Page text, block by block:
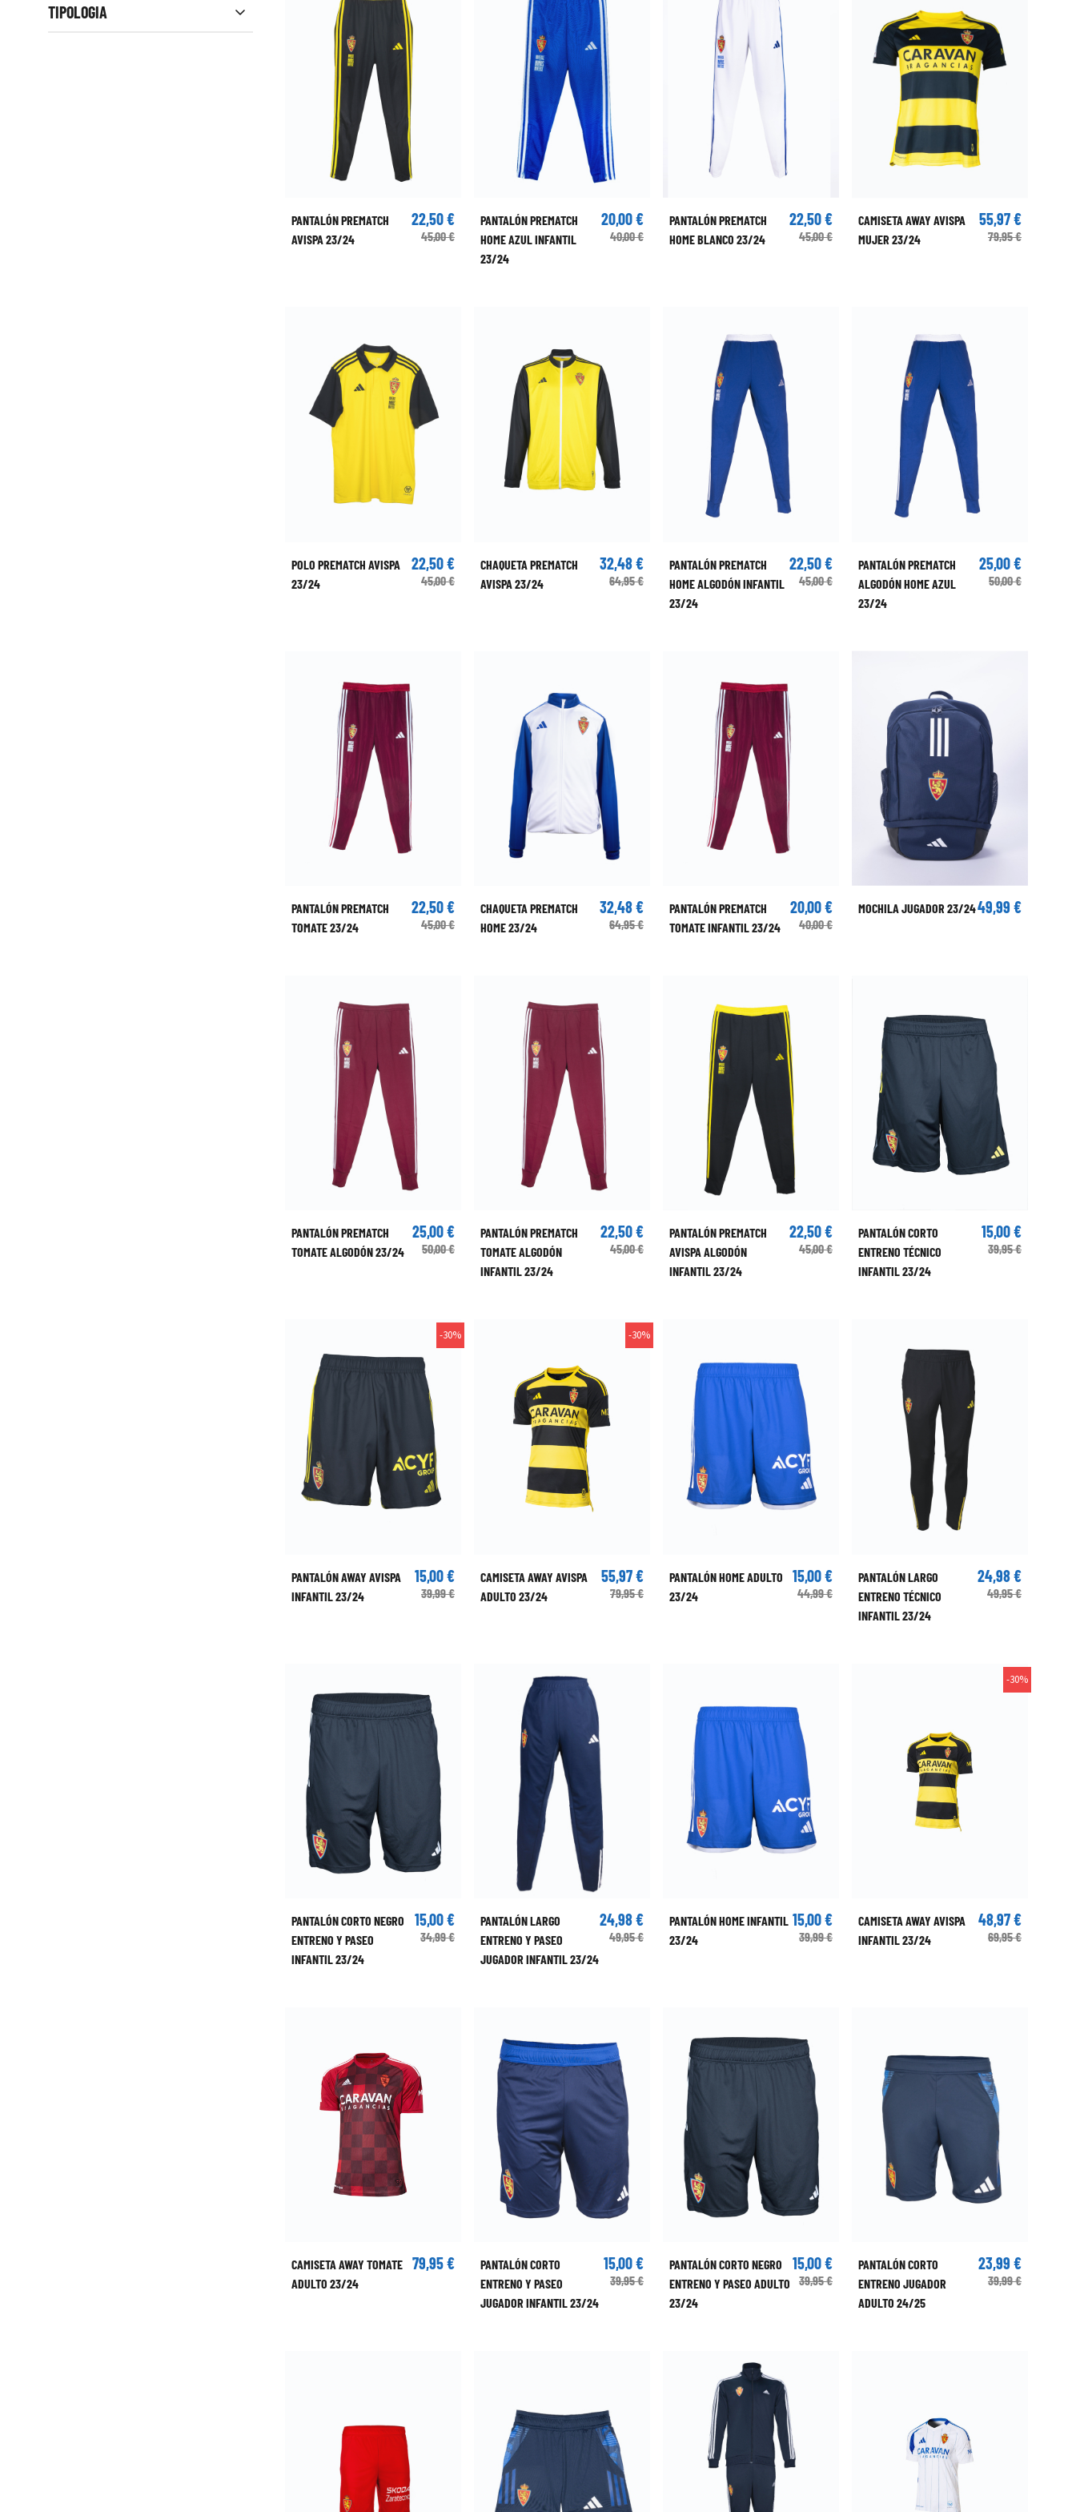
TIPOLOGIA
PANTALÓN PREMATCH
AVISPA 23/24
22,50 €
45,00 €
PANTALÓN PREMATCH
HOME AZUL INFANTIL
23/24
20,00 €
40,00 €
PANTALÓN PREMATCH
HOME BLANCO 23/24
22,50 €
45,00 €
CAMISETA AWAY AVISPA
MUJER 23/24
55,97 €
79,95 €
POLO PREMATCH AVISPA
23/24
22,50 €
45,00 €
CHAQUETA PREMATCH
AVISPA 23/24
32,48 €
64,95 €
PANTALÓN PREMATCH
HOME ALGODÓN INFANTIL
23/24
22,50 €
45,00 €
PANTALÓN PREMATCH
ALGODÓN HOME AZUL
23/24
25,00 €
50,00 €
PANTALÓN PREMATCH
TOMATE 23/24
22,50 €
45,00 €
CHAQUETA PREMATCH
HOME 23/24
32,48 €
64,95 €
PANTALÓN PREMATCH
TOMATE INFANTIL 23/24
20,00 €
40,00 €
MOCHILA JUGADOR 23/2449,99 €
PANTALÓN PREMATCH
TOMATE ALGODÓN 23/24
25,00 €
50,00 €
PANTALÓN PREMATCH
TOMATE ALGODÓN
INFANTIL 23/24
22,50 €
45,00 €
PANTALÓN PREMATCH
AVISPA ALGODÓN
INFANTIL 23/24
22,50 €
45,00 €
PANTALÓN CORTO
ENTRENO TÉCNICO
INFANTIL 23/24
15,00 €
39,95 €
-30%
PANTALÓN AWAY AVISPA
INFANTIL 23/24
15,00 €
39,99 €
-30%
CAMISETA AWAY AVISPA
ADULTO 23/24
55,97 €
79,95 €
PANTALÓN HOME ADULTO
23/24
15,00 €
44,99 €
PANTALÓN LARGO
ENTRENO TÉCNICO
INFANTIL 23/24
24,98 €
49,95 €
PANTALÓN CORTO NEGRO
ENTRENO Y PASEO
INFANTIL 23/24
15,00 €
34,99 €
PANTALÓN LARGO
ENTRENO Y PASEO
JUGADOR INFANTIL 23/24
24,98 €
49,95 €
PANTALÓN HOME INFANTIL
23/24
15,00 €
39,99 €
-30%
CAMISETA AWAY AVISPA
INFANTIL 23/24
48,97 €
69,95 €
CAMISETA AWAY TOMATE
ADULTO 23/24
79,95 €
PANTALÓN CORTO
ENTRENO Y PASEO
JUGADOR INFANTIL 23/24
15,00 €
39,95 €
PANTALÓN CORTO NEGRO
ENTRENO Y PASEO ADULTO
23/24
15,00 €
39,95 €
PANTALÓN CORTO
ENTRENO JUGADOR
ADULTO 24/25
23,99 €
39,99 €